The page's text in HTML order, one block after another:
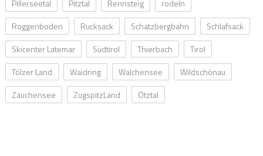
Pillerseetal
Pitztal Rennsteig
rodeln
Roggenboden
Rucksack Schatzbergbahn
Schlafsack
Skicenter Latemar
Südtirol Thierbach
Tirol
Tölzer Land
Waidring Walchensee
Wildschönau
Zauchensee
ZugspitzLand Ötztal